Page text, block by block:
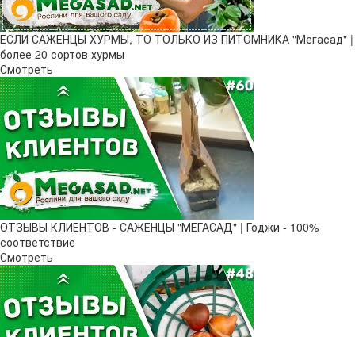
ЕСЛИ САЖЕНЦЫ ХУРМЫ, ТО ТОЛЬКО ИЗ ПИТОМНИКА "Мегасад" |
более 20 сортов хурмы
Смотреть
ОТЗЫВЫ КЛИЕНТОВ - САЖЕНЦЫ "МЕГАСАД" | Годжи - 100%
соответствие
Смотреть